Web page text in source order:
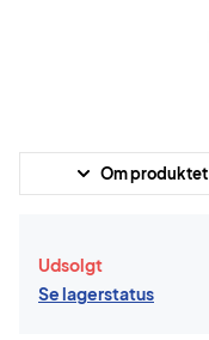
Om produktet
Udsolgt
Se lagerstatus